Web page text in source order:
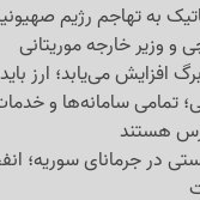
به تهاجم رژیم
و وزیر خارجه موریتانی
افزایش می‌یابد؛ ارز
تمامی سامانه‌ها و
هستند
در جرمانای سوریه؛